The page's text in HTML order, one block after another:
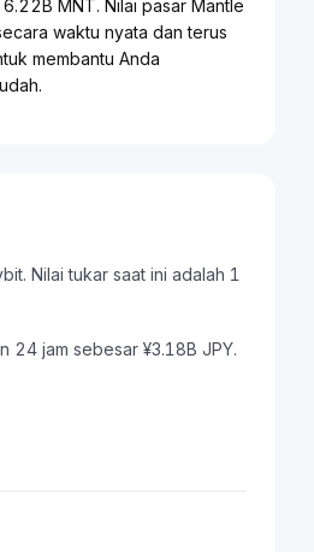
MNT. Nilai pasar Mantle
waktu nyata dan terus
membantu Anda
Nilai tukar saat ini adalah 1
24 jam sebesar ¥3.18B JPY.